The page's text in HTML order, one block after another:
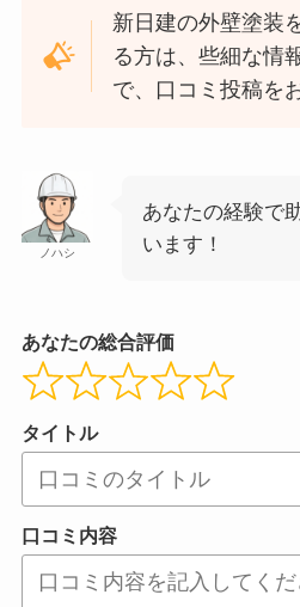
新日建の外壁塗装
る方は、些細な情
で、口コミ投稿を
ノハシ
あなたの経験で
います！
あなたの総合評価
タイトル
口コミ内容